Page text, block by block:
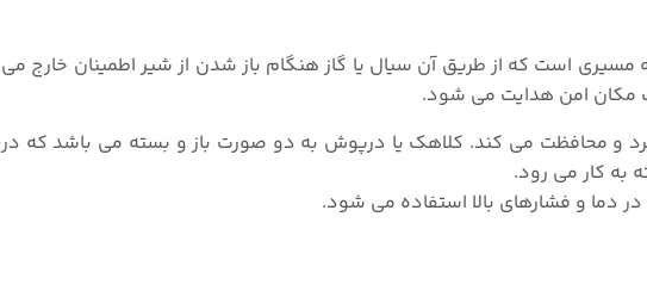
مسیری است که از طریق آن سیال یا گاز هنگام باز شدن از شیر اطمینان خارج می
مکان امن هدایت می شود.
و محافظت می کند. کلاهک یا درپوش به دو صورت باز و بسته می باشد که در
به کار می رود.